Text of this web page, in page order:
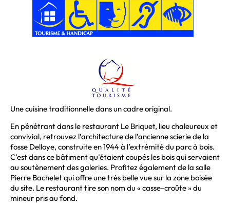
Une cuisine traditionnelle dans un cadre original.
En pénétrant dans le restaurant Le Briquet, lieu chaleureux et
convivial, retrouvez l’architecture de l’ancienne scierie de la
fosse Delloye, construite en 1944 à l’extrémité du parc à bois.
C’est dans ce bâtiment qu’étaient coupés les bois qui servaient
au soutènement des galeries. Profitez également de la salle
Pierre Bachelet qui offre une très belle vue sur la zone boisée
du site. Le restaurant tire son nom du « casse-croûte » du
mineur pris au fond.